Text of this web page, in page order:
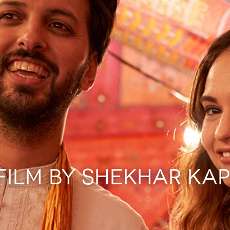
BY SHEKHAR